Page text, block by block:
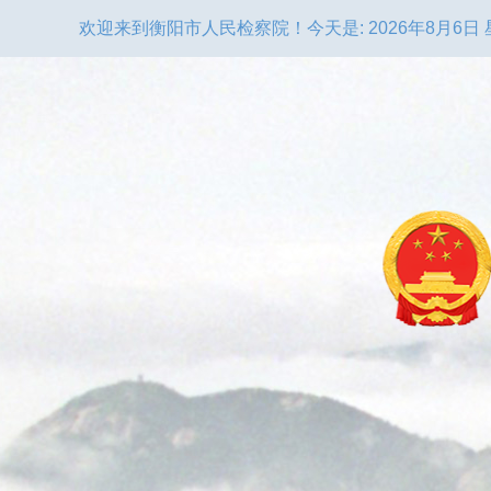
欢迎来到衡阳市人民检察院！ 今天是: 2026年8月6日